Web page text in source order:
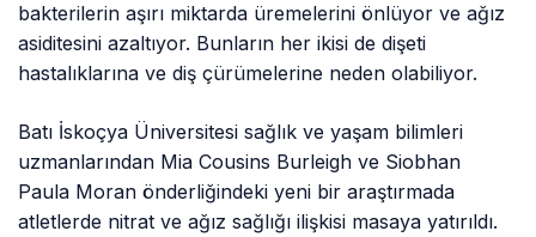
bakterilerin aşırı miktarda üremelerini önlüyor ve ağız
asiditesini azaltıyor. Bunların her ikisi de dişeti
hastalıklarına ve diş çürümelerine neden olabiliyor.
Batı İskoçya Üniversitesi sağlık ve yaşam bilimleri
uzmanlarından Mia Cousins Burleigh ve Siobhan
Paula Moran önderliğindeki yeni bir araştırmada
atletlerde nitrat ve ağız sağlığı ilişkisi masaya yatırıldı.